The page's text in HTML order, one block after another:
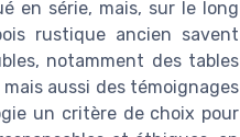
en série, mais, sur le long
rustique ancien savent
notamment des tables
aussi des témoignages
un critère de choix pour